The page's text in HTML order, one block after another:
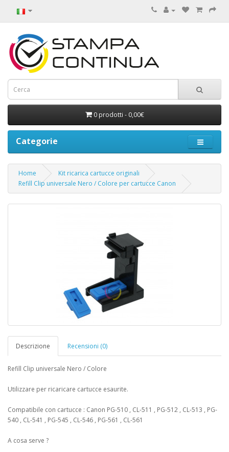
0 prodotti - 0,00€
Categorie
Home
Kit ricarica cartucce originali
Refill Clip universale Nero / Colore per cartucce Canon
Descrizione Recensioni (0)
Refill Clip universale Nero / Colore
Utilizzare per ricaricare cartucce esaurite.
Compatibile con cartucce : Canon PG-510 , CL-511 , PG-512 , CL-513 , PG-
540 , CL-541 , PG-545 , CL-546 , PG-561 , CL-561
A cosa serve ?